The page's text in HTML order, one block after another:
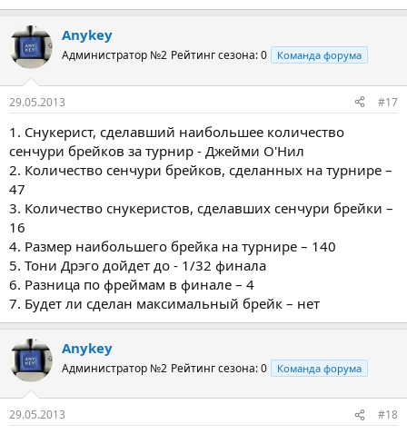
Anykey
Администратор №2 Рейтинг сезона: 0 Команда форума
29.05.2013 #17
1. Снукерист, сделавший наибольшее количество
сенчури брейков за турнир - Джейми О'Нил
2. Количество сенчури брейков, сделанных на турнире –
47
3. Количество снукеристов, сделавших сенчури брейки –
16
4. Размер наибольшего брейка на турнире – 140
5. Тони Дрэго дойдет до - 1/32 финала
6. Разница по фреймам в финале – 4
7. Будет ли сделан максимальный брейк – нет
Anykey
Администратор №2 Рейтинг сезона: 0 Команда форума
29.05.2013 #18